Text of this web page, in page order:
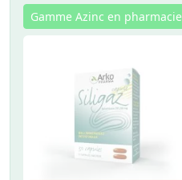
Gamme Azinc en pharmacie